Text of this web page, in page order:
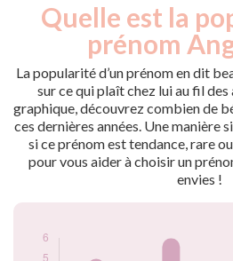
Quelle est la
prénom
La popularité d’un prénom en dit
sur ce qui plaît chez lui au fil des
graphique, découvrez combien de
ces dernières années. Une manière
si ce prénom est tendance, rare
pour vous aider à choisir un
envies !
Popularité du
prénom Angéline
par année
Année
Nouveaux-
nés
2010
6
2015
5
2016
6